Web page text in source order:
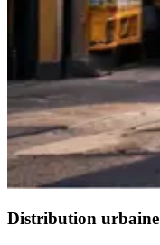
Distribution urbaine